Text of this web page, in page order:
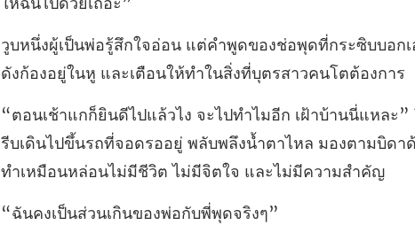
ที่กระซิบบอก
ดังก้อง
รีบเดินไปขึ้นรถที่จอดรออยู่ พลับพลึงน้ำตาไหล มองตามบิดา
วนเกินของพ่อก